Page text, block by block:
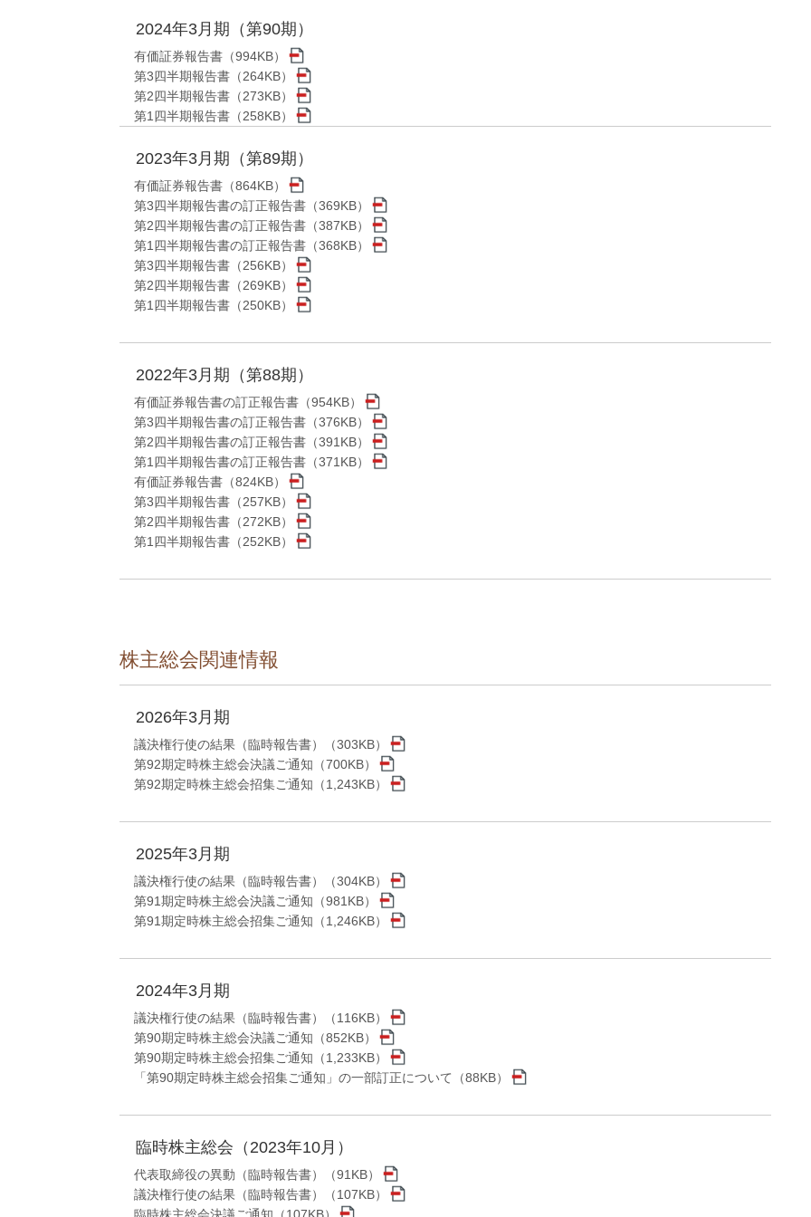
2024年3月期（第90期）
有価証券報告書（994KB）
第3四半期報告書（264KB）
第2四半期報告書（273KB）
第1四半期報告書（258KB）
2023年3月期（第89期）
有価証券報告書（864KB）
第3四半期報告書の訂正報告書（369KB）
第2四半期報告書の訂正報告書（387KB）
第1四半期報告書の訂正報告書（368KB）
第3四半期報告書（256KB）
第2四半期報告書（269KB）
第1四半期報告書（250KB）
2022年3月期（第88期）
有価証券報告書の訂正報告書（954KB）
第3四半期報告書の訂正報告書（376KB）
第2四半期報告書の訂正報告書（391KB）
第1四半期報告書の訂正報告書（371KB）
有価証券報告書（824KB）
第3四半期報告書（257KB）
第2四半期報告書（272KB）
第1四半期報告書（252KB）
株主総会関連情報
2026年3月期
議決権行使の結果（臨時報告書）（303KB）
第92期定時株主総会決議ご通知（700KB）
第92期定時株主総会招集ご通知（1,243KB）
2025年3月期
議決権行使の結果（臨時報告書）（304KB）
第91期定時株主総会決議ご通知（981KB）
第91期定時株主総会招集ご通知（1,246KB）
2024年3月期
議決権行使の結果（臨時報告書）（116KB）
第90期定時株主総会決議ご通知（852KB）
第90期定時株主総会招集ご通知（1,233KB）
「第90期定時株主総会招集ご通知」の一部訂正について（88KB）
臨時株主総会（2023年10月）
代表取締役の異動（臨時報告書）（91KB）
議決権行使の結果（臨時報告書）（107KB）